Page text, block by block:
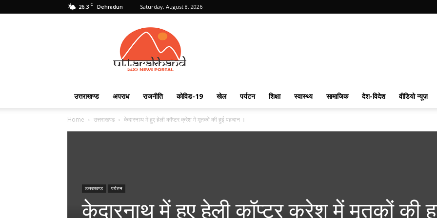
26.3 C Dehradun Saturday, August 8, 2026
Uttarakhand
24X7
उत्तराखण्ड अपराध राजनीति कोविड-19 खेल पर्यटन शिक्षा स्वास्थ्य सामाजिक देश-विदेश वीडियो न्यूज़
Home उत्तराखण्ड केदारनाथ में हुए हेली कॉप्टर क्रेश में मृतकों की हुई पहचान ।
उत्तराखण्ड पर्यटन
केदारनाथ में हुए हेली कॉप्टर क्रेश में मृतकों की